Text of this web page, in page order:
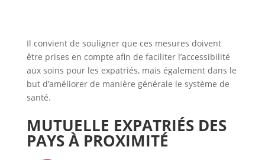
Il convient de souligner que ces mesures doivent
être prises en compte afin de faciliter l’accessibilité
aux soins pour les expatriés, mais également dans le
but d’améliorer de manière générale le système de
santé.
MUTUELLE EXPATRIÉS DES
PAYS À PROXIMITÉ